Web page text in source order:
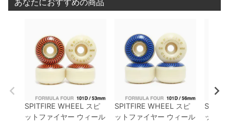
あなたにおすすめの商品
SPITFIRE WHEEL
スピ
ットファイヤー ウィール
SPITFIRE WHEEL
スピ
ットファイヤー ウィール
ットフ